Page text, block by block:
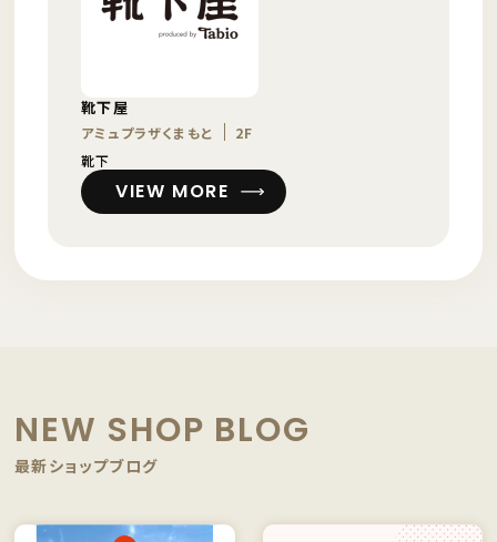
靴下屋
アミュプラザくまもと
2F
靴下
VIEW MORE
NEW SHOP BLOG
最新ショップブログ